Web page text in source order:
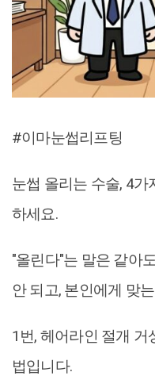
#이마눈썹리프팅
눈썹 올리는 수술, 4가
하세요.
"올린다"는 말은 같아
안 되고, 본인에게 맞
1번, 헤어라인 절개 거
법입니다.